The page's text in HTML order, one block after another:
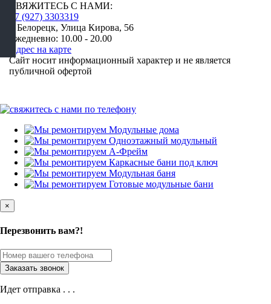
СВЯЖИТЕСЬ С НАМИ:
+7 (927) 3303319
г. Белорецк, Улица Кирова, 56
Ежедневно: 10.00 - 20.00
Адрес на карте
Сайт носит информационный характер и не является
публичной офертой
×
Перезвонить вам?!
Идет отправка . . .